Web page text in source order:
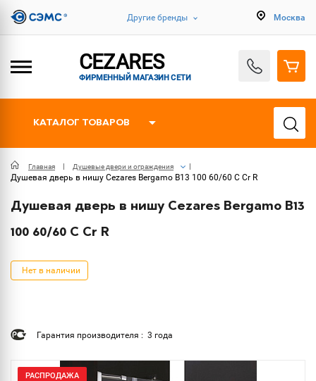
Другие бренды Москва
CEZARES
ФИРМЕННЫЙ МАГАЗИН СЕТИ
КАТАЛОГ ТОВАРОВ
Главная Душевые двери и ограждения
Душевая дверь в нишу Cezares Bergamo B13 100 60/60 C Cr R
Душевая дверь в нишу Cezares Bergamo B13
100 60/60 C Cr R
Нет в наличии
Гарантия производителя : 3 года
РАСПРОДАЖА